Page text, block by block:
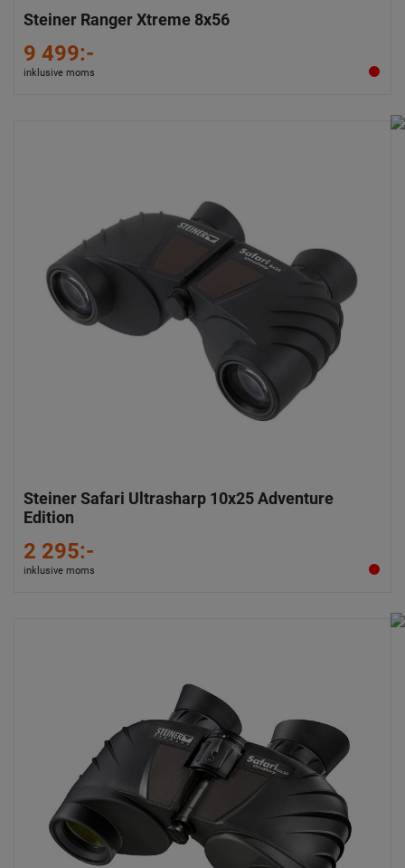
Steiner Ranger Xtreme 8x56
9 499:-
inklusive moms
Steiner Safari Ultrasharp 10x25 Adventure
Edition
2 295:-
inklusive moms